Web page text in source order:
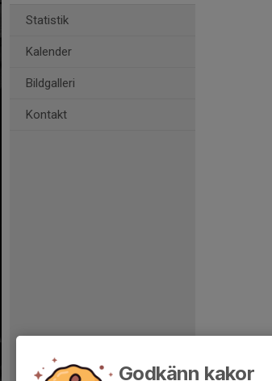
Statistik
Kalender
Bildgalleri
Kontakt
Godkänn kakor